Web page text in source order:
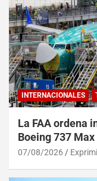
INTERNACIONALES
La FAA ordena
Boeing 737
07/08/2026